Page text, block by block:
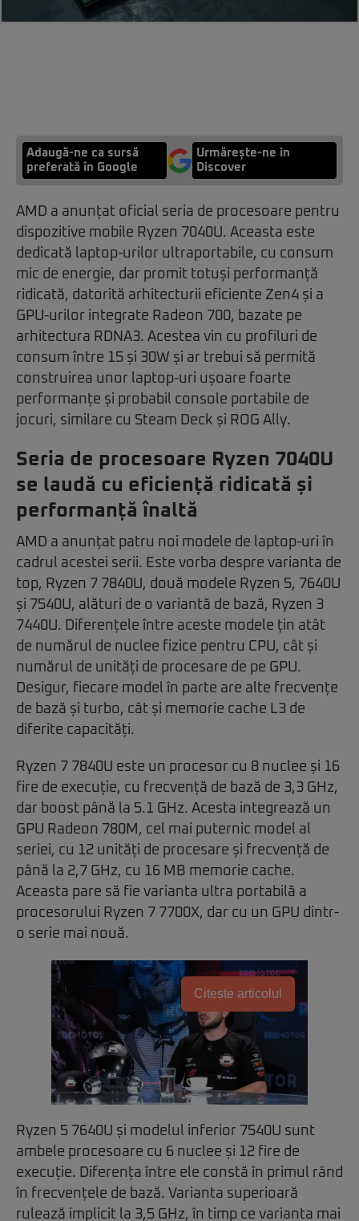
Adaugă-ne ca sursă
preferată în Google
Urmărește-ne in
Discover
AMD a anunțat oficial seria de procesoare pentru
dispozitive mobile Ryzen 7040U. Aceasta este
dedicată laptop-urilor ultraportabile, cu consum
mic de energie, dar promit totuși performanță
ridicată, datorită arhitecturii eficiente Zen4 și a
GPU-urilor integrate Radeon 700, bazate pe
arhitectura RDNA3. Acestea vin cu profiluri de
consum între 15 și 30W și ar trebui să permită
construirea unor laptop-uri ușoare foarte
performanțe și probabil console portabile de
jocuri, similare cu Steam Deck și ROG Ally.
Seria de procesoare Ryzen 7040U
se laudă cu eficiență ridicată și
performanță înaltă
AMD a anunțat patru noi modele de laptop-uri în
cadrul acestei serii. Este vorba despre varianta de
top, Ryzen 7 7840U, două modele Ryzen 5, 7640U
și 7540U, alături de o variantă de bază, Ryzen 3
7440U. Diferențele între aceste modele țin atât
de numărul de nuclee fizice pentru CPU, cât și
numărul de unități de procesare de pe GPU.
Desigur, fiecare model în parte are alte frecvențe
de bază și turbo, cât și memorie cache L3 de
diferite capacități.
Ryzen 7 7840U este un procesor cu 8 nuclee și 16
fire de execuție, cu frecvență de bază de 3,3 GHz,
dar boost până la 5.1 GHz. Acesta integrează un
GPU Radeon 780M, cel mai puternic model al
seriei, cu 12 unități de procesare și frecvență de
până la 2,7 GHz, cu 16 MB memorie cache.
Aceasta pare să fie varianta ultra portabilă a
procesorului Ryzen 7 7700X, dar cu un GPU dintr-
o serie mai nouă.
Citește articolul
Ryzen 5 7640U și modelul inferior 7540U sunt
ambele procesoare cu 6 nuclee și 12 fire de
execuție. Diferența între ele constă în primul rând
în frecvențele de bază. Varianta superioară
rulează implicit la 3,5 GHz, în timp ce varianta mai